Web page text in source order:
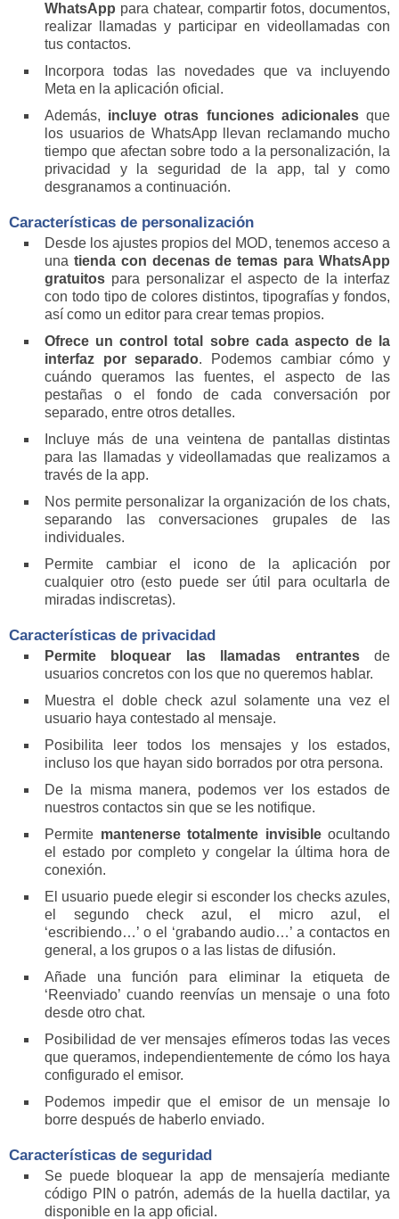
WhatsApp para chatear, compartir fotos, documentos,
realizar llamadas y participar en videollamadas con
tus contactos.
Incorpora todas las novedades que va incluyendo
Meta en la aplicación oficial.
Además, incluye otras funciones adicionalesque
los usuarios de WhatsApp llevan reclamando mucho
tiempo que afectan sobre todo a la personalización, la
privacidad y la seguridad de la app, tal y como
desgranamos a continuación.
Características de personalización
Desde los ajustes propios del MOD, tenemos acceso a
una tienda con decenas de temas para WhatsApp
gratuitos para personalizar el aspecto de la interfaz
con todo tipo de colores distintos, tipografías y fondos,
así como un editor para crear temas propios.
Ofrece un control total sobre cada aspecto de la
interfaz por separado. Podemos cambiar cómo y
cuándo queramos las fuentes, el aspecto de las
pestañas o el fondo de cada conversación por
separado, entre otros detalles.
Incluye más de una veintena de pantallas distintas
para las llamadas y videollamadas que realizamos a
través de la app.
Nos permite personalizar la organización de los chats,
separando las conversaciones grupales de las
individuales.
Permite cambiar el icono de la aplicación por
cualquier otro (esto puede ser útil para ocultarla de
miradas indiscretas).
Características de privacidad
Permite bloquear las llamadas entrantes de
usuarios concretos con los que no queremos hablar.
Muestra el doble check azul solamente una vez el
usuario haya contestado al mensaje.
Posibilita leer todos los mensajes y los estados,
incluso los que hayan sido borrados por otra persona.
De la misma manera, podemos ver los estados de
nuestros contactos sin que se les notifique.
Permite mantenerse totalmente invisible ocultando
el estado por completo y congelar la última hora de
conexión.
El usuario puede elegir si esconder los checks azules,
el segundo check azul, el micro azul, el
‘escribiendo…’ o el ‘grabando audio…’ a contactos en
general, a los grupos o a las listas de difusión.
Añade una función para eliminar la etiqueta de
‘Reenviado’ cuando reenvías un mensaje o una foto
desde otro chat.
Posibilidad de ver mensajes efímeros todas las veces
que queramos, independientemente de cómo los haya
configurado el emisor.
Podemos impedir que el emisor de un mensaje lo
borre después de haberlo enviado.
Características de seguridad
Se puede bloquear la app de mensajería mediante
código PIN o patrón, además de la huella dactilar, ya
disponible en la app oficial.